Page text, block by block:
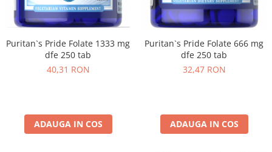
Puritan`s Pride Folate 1333 mg
dfe 250 tab
40,31 RON
ADAUGA IN COS
Puritan`s Pride Folate 666 mg
dfe 250 tab
32,47 RON
ADAUGA IN COS